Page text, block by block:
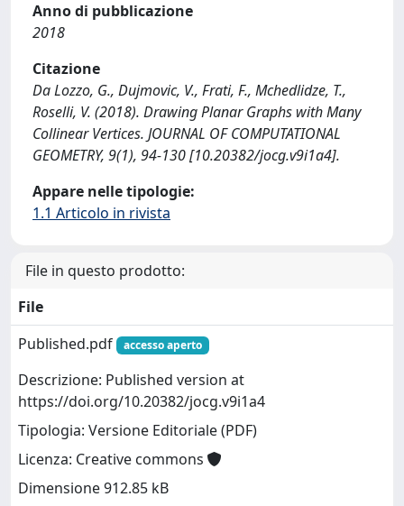
Anno di pubblicazione
2018
Citazione
Da Lozzo, G., Dujmovic, V., Frati, F., Mchedlidze, T.,
Roselli, V. (2018). Drawing Planar Graphs with Many
Collinear Vertices. JOURNAL OF COMPUTATIONAL
GEOMETRY, 9(1), 94-130 [10.20382/jocg.v9i1a4].
Appare nelle tipologie:
1.1 Articolo in rivista
File in questo prodotto:
File
Published.pdf
accesso aperto
Descrizione: Published version at
https://doi.org/10.20382/jocg.v9i1a4
Tipologia: Versione Editoriale (PDF)
Licenza: Creative commons
Dimensione 912.85 kB